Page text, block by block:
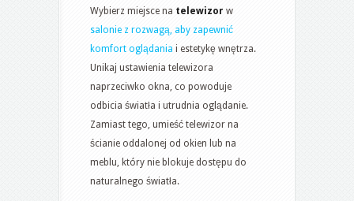
Wybierz miejsce na telewizor w
salonie z rozwagą, aby zapewnić
komfort oglądania i estetykę wnętrza.
Unikaj ustawienia telewizora
naprzeciwko okna, co powoduje
odbicia światła i utrudnia oglądanie.
Zamiast tego, umieść telewizor na
ścianie oddalonej od okien lub na
meblu, który nie blokuje dostępu do
naturalnego światła.